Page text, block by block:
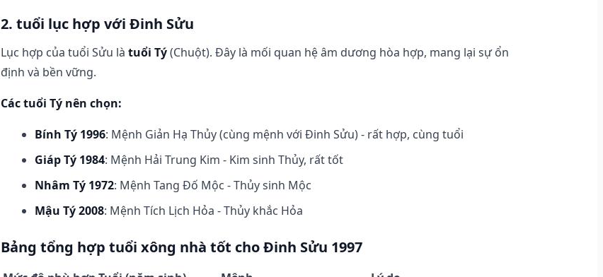
2. tuổi lục hợp với Đinh Sửu
Lục hợp của tuổi Sửu làtuổi Tý(Chuột). Đây là mối quan hệ âm dương hòa hợp, mang lại sự ổn
định và bền vững.
Các tuổi Tý nên chọn:
Bính Tý 1996: Mệnh Giản Hạ Thủy (cùng mệnh với Đinh Sửu) - rất hợp, cùng tuổi
Giáp Tý 1984: Mệnh Hải Trung Kim - Kim sinh Thủy, rất tốt
Nhâm Tý 1972: Mệnh Tang Đố Mộc - Thủy sinh Mộc
Mậu Tý 2008: Mệnh Tích Lịch Hỏa - Thủy khắc Hỏa
Bảng tổng hợp tuổi xông nhà tốt cho Đinh Sửu 1997